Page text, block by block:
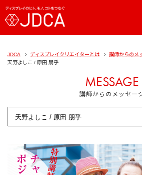
JDCA ディスプレイクリエイターとは
講師からのメ
天野よしこ / 原田 朋乎
MESSAGE
講師からのメッセー